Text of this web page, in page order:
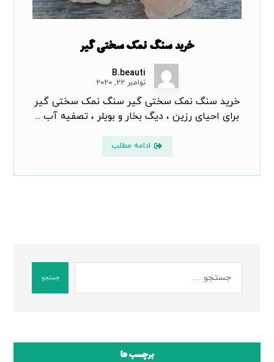
خرید سنگ نمک سختی گیر
B.beauti
نوامبر ۲۲, ۲۰۲۰
خرید سنگ نمک سختی گیر سنگ نمک سختی گیر
برای احیای رزین ، دیگ بخار و بویلر ، تصفیه آب ...
ادامه مطلب
جستجو
برچسب ها